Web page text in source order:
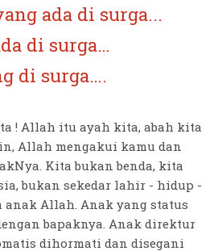
ada di surga...
di surga…
di surga….
! Allah itu ayah kita, abah kita
Allah mengakui kamu dan
Kita bukan benda, kita
bukan sekedar lahir - hidup -
anak Allah. Anak yang status
bapaknya. Anak direktur
dihormati dan disegani